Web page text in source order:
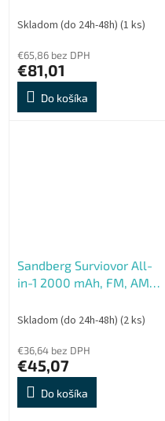
rádio, čierne
Skladom (do 24h-48h) (1 ks)
€65,86 bez DPH
€81,01
Do košíka
Sandberg Surviovor All-
in-1 2000 mAh, FM, AM
čierna
Skladom (do 24h-48h) (2 ks)
€36,64 bez DPH
€45,07
Do košíka